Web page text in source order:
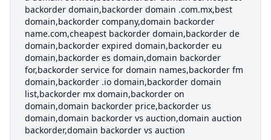
backorder domain,backorder domain .com.mx,best
domain,backorder company,domain backorder
name.com,cheapest backorder domain,backorder de
domain,backorder expired domain,backorder eu
domain,backorder es domain,domain backorder
for,backorder service for domain names,backorder fm
domain,backorder .io domain,backorder domain
list,backorder mx domain,backorder on
domain,domain backorder price,backorder us
domain,domain backorder vs auction,domain auction
backorder,domain backorder vs auction